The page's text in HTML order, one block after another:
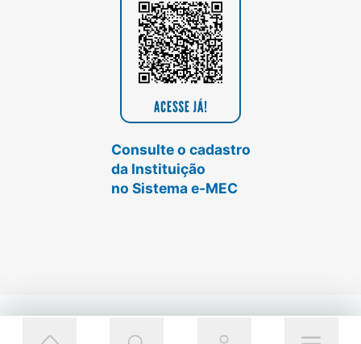
Consulte o cadastro
da Instituição
no Sistema e-MEC